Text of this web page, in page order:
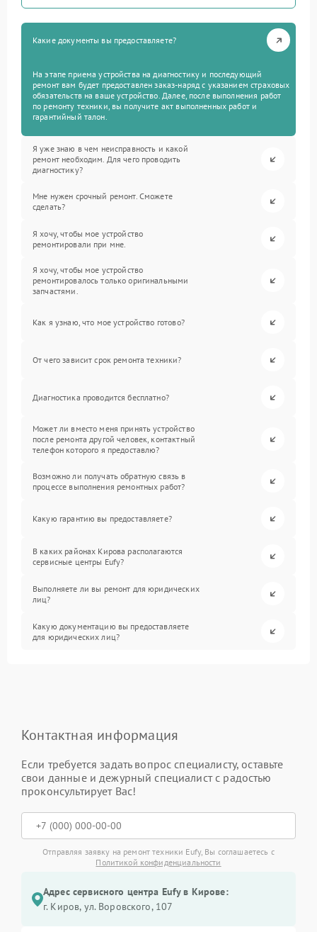
Какие документы вы предоставляете?
На этапе приема устройства на диагностику и последующий
ремонт вам будет предоставлен заказ-наряд с указанием страховых
обязательств на ваше устройство. Далее, после выполнения работ
по ремонту техники, вы получите акт выполненных работ и
гарантийный талон.
Я уже знаю в чем неисправность и какой
ремонт необходим. Для чего проводить
диагностику?
Мне нужен срочный ремонт. Сможете
сделать?
Я хочу, чтобы мое устройство
ремонтировали при мне.
Я хочу, чтобы мое устройство
ремонтировалось только оригинальными
запчастями.
Как я узнаю, что мое устройство готово?
От чего зависит срок ремонта техники?
Диагностика проводится бесплатно?
Может ли вместо меня принять устройство
после ремонта другой человек, контактный
телефон которого я предоставлю?
Возможно ли получать обратную связь в
процессе выполнения ремонтных работ?
Какую гарантию вы предоставляете?
В каких районах Кирова располагаются
сервисные центры Eufy?
Выполняете ли вы ремонт для юридических
лиц?
Какую документацию вы предоставляете
для юридических лиц?
Контактная информация
Если требуется задать вопрос специалисту, оставьте
свои данные и дежурный специалист с радостью
проконсультирует Вас!
Отправляя заявку на ремонт техники Eufy, Вы соглашаетесь с
Политикой конфиденциальности
Адрес сервисного центра Eufy в Кирове:
г. Киров, ул. Воровского, 107